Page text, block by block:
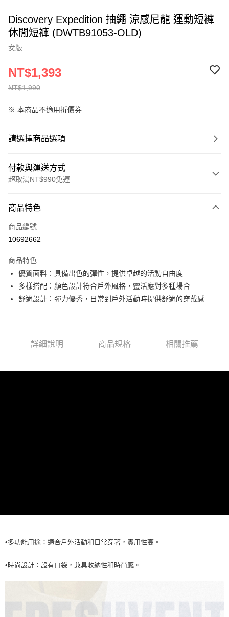
Discovery Expedition 抽繩 涼感尼龍 運動短褲
休閒短褲 (DWTB91053-OLD)
女版
NT$1,990
NT$1,393
※ 本商品不適用折價券
請選擇商品選項
付款與運送方式
超取滿NT$990免運
信用卡一次付款
超商取貨付款
Apple Pay
運送方式
全家取貨<未取貨列黑名單/不支援離島取退>
商品特色
商品編號
10692662
商品特色
優質面料：具備出色的彈性，提供卓越的活動自由度
多樣搭配：顏色設計符合戶外風格，靈活應對多種場合
舒適設計：彈力優秀，日常到戶外活動時提供舒適的穿戴感
詳細說明 商品規格 相關推薦
•多功能用途：適合戶外活動和日常穿著，實用性高。
•時尚設計：設有口袋，兼具收納性和時尚感。